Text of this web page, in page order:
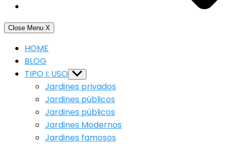
Close Menu X
HOME
BLOG
TIPO I: USO Show
sub
menu
Jardines privados
Jardines públicos
Jardines públicos
Jardines Modernos
Jardines famosos